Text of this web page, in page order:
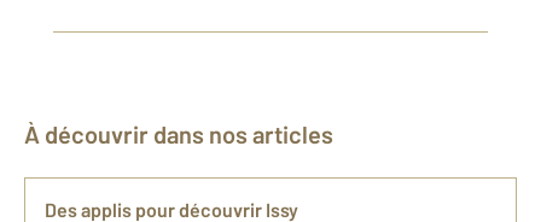
À découvrir dans nos articles
Des applis pour découvrir Issy